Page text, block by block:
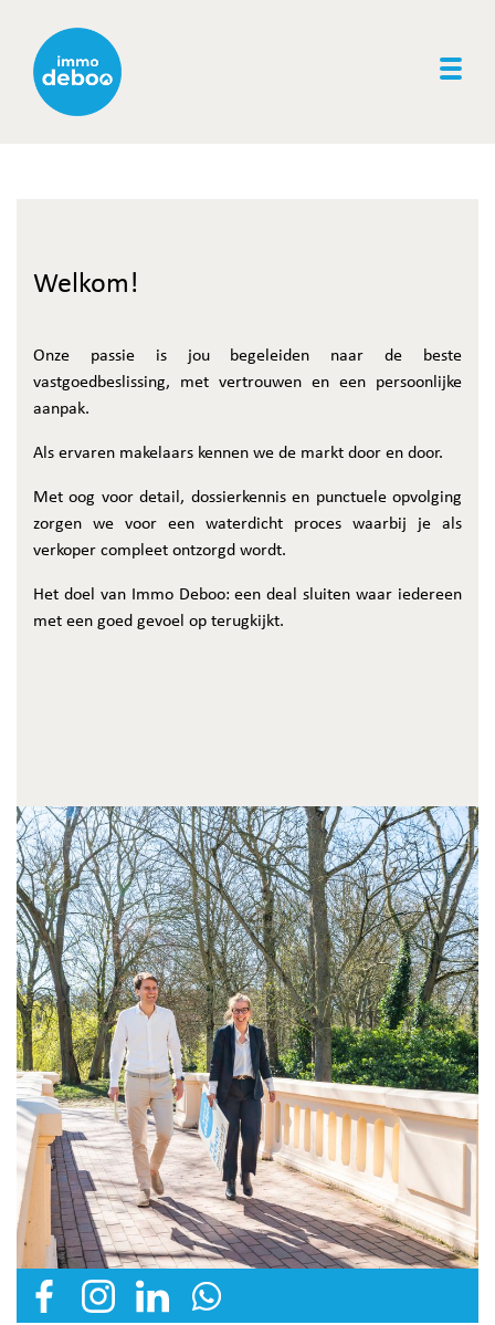
Welkom!
Onze passie is jou begeleiden naar de beste
vastgoedbeslissing, met vertrouwen en een persoonlijke
aanpak.
Als ervaren makelaars kennen we de markt door en door.
Met oog voor detail, dossierkennis en punctuele opvolging
zorgen we voor een waterdicht proces waarbij je als
verkoper compleet ontzorgd wordt.
Het doel van Immo Deboo: een deal sluiten waar iedereen
met een goed gevoel op terugkijkt.